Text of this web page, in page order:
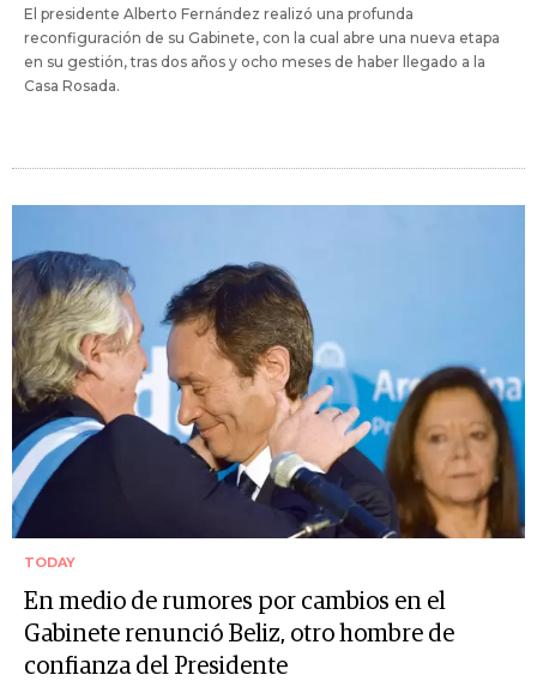
El presidente Alberto Fernández realizó una profunda
reconfiguración de su Gabinete, con la cual abre una nueva etapa
en su gestión, tras dos años y ocho meses de haber llegado a la
Casa Rosada.
TODAY
En medio de rumores por cambios en el
Gabinete renunció Beliz, otro hombre de
confianza del Presidente